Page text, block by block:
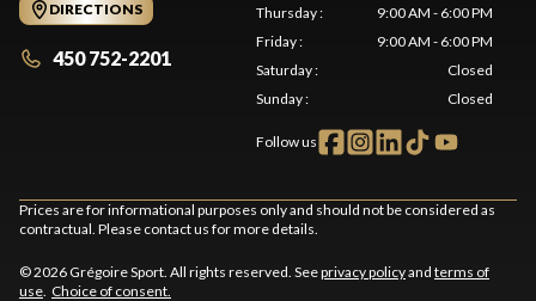
DIRECTIONS
450 752-2201
Thursday:
9:00 AM - 6:00 PM
Friday:
9:00 AM - 6:00 PM
Saturday:
Closed
Sunday: Closed
Follow us
Prices are for informational purposes only and should not be considered as
contractual. Please contact us for more details.
© 2026 Grégoire Sport. All rights reserved. Seeprivacy policyand terms of
use Choice of consent.